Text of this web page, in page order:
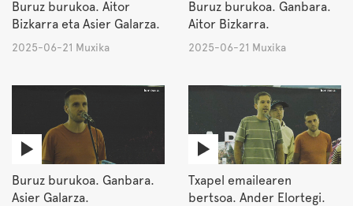
Buruz burukoa. Aitor
Bizkarra eta Asier Galarza.
2025-06-21 Muxika
Buruz burukoa. Ganbara.
Aitor Bizkarra.
2025-06-21 Muxika
Buruz burukoa. Ganbara.
Asier Galarza.
Txapel emailearen
bertsoa. Ander Elortegi.